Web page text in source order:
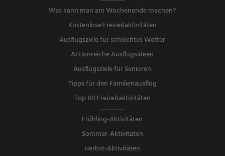
Was kann man am Wochenende machen?
Kostenlose Freizeitaktivitäten
Ausflugsziele für schlechtes Wetter
Actionreiche Ausflugsideen
Ausflugsziele für Senioren
Tipps für den Familienausflug
Top 80 Freizeitaktivitäten
Frühling-Aktivitäten
Sommer-Aktivitäten
Herbst-Aktivitäten